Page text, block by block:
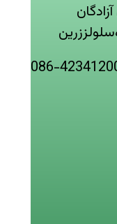
086-